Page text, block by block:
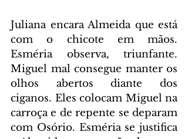
Juliana encara Almeida que está
com o chicote em mãos.
Esméria observa, triunfante.
Miguel mal consegue manter os
olhos abertos diante dos
ciganos. Eles colocam Miguel na
carroça e de repente se deparam
com Osório. Esméria se justifica